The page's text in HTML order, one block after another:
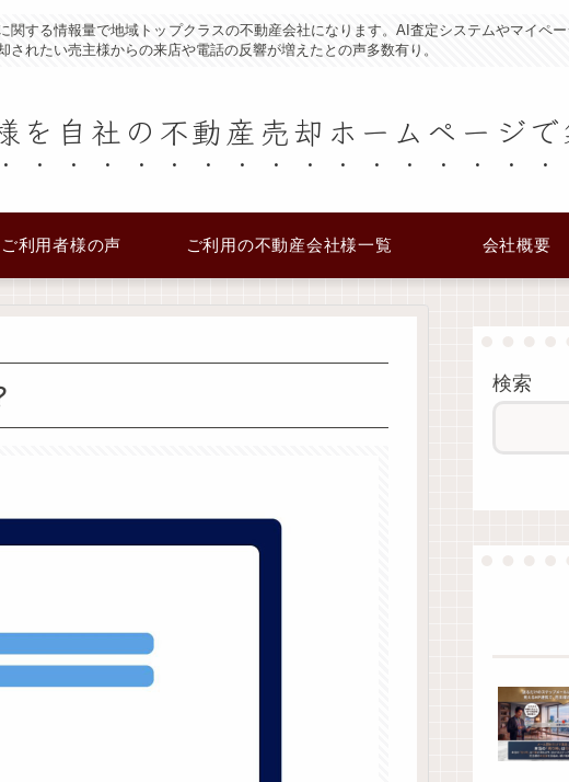
する情報量で地域トップクラスの不動産会社になります。AI査定システムやマイペ
れたい売主様からの来店や電話の反響が増えたとの声多数有り。
を自社の不動産売却ホームページで
ご利用者様の声 ご利用の不動産会社様一覧 会社概要
検索